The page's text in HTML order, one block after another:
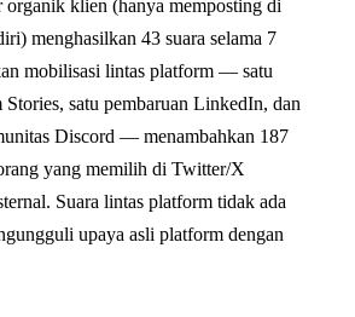
klien (hanya memposting di
menghasilkan 43 suara selama 7
mobilisasi lintas platform — satu
Stories, satu pembaruan LinkedIn, dan
Discord — menambahkan 187
yang memilih di Twitter/X
Suara lintas platform tidak ada
upaya asli platform dengan